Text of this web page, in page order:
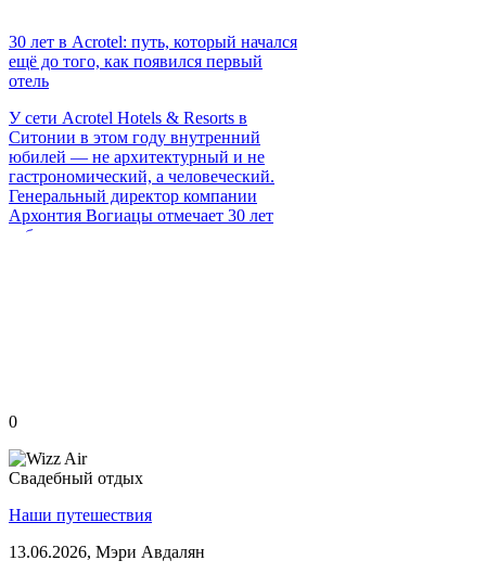
30 лет в Acrotel: путь, который начался
ещё до того, как появился первый
отель
У сети Acrotel Hotels & Resorts в
Ситонии в этом году внутренний
юбилей — не архитектурный и не
гастрономический, а человеческий.
Генеральный директор компании
Архонтия Вогиацы отмечает 30 лет
работы в группе.
0
Свадебный отдых
Наши путешествия
13.06.2026, Мэри Авдалян